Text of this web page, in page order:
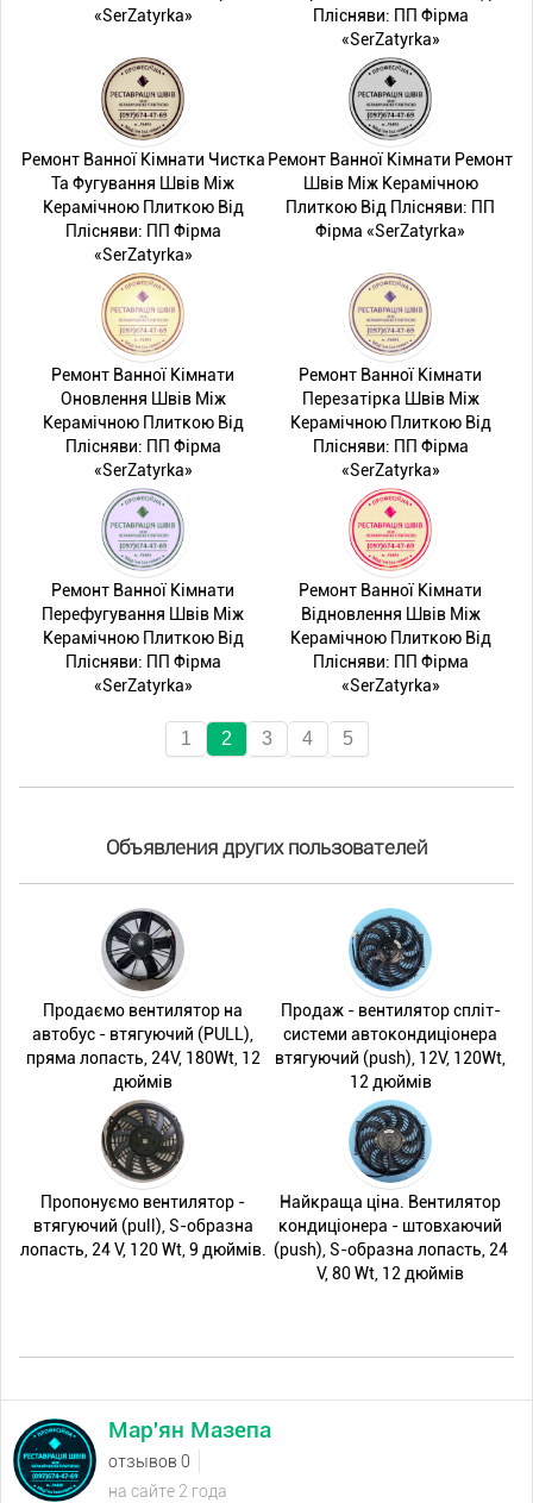
«SerZatyrka»
Плісняви: ПП Фірма
«SerZatyrka»
Ремонт Ванної Кімнати Чистка
Та Фугування Швів Між
Керамічною Плиткою Від
Плісняви: ПП Фірма
«SerZatyrka»
Ремонт Ванної Кімнати Ремонт
Швів Між Керамічною
Плиткою Від Плісняви: ПП
Фірма «SerZatyrka»
Ремонт Ванної Кімнати
Оновлення Швів Між
Керамічною Плиткою Від
Плісняви: ПП Фірма
«SerZatyrka»
Ремонт Ванної Кімнати
Перезатірка Швів Між
Керамічною Плиткою Від
Плісняви: ПП Фірма
«SerZatyrka»
Ремонт Ванної Кімнати
Перефугування Швів Між
Керамічною Плиткою Від
Плісняви: ПП Фірма
«SerZatyrka»
Ремонт Ванної Кімнати
Відновлення Швів Між
Керамічною Плиткою Від
Плісняви: ПП Фірма
«SerZatyrka»
1 2 3 4 5
Объявления других пользователей
Продаємо вентилятор на
автобус - втягуючий (PULL),
пряма лопасть, 24V, 180Wt, 12
дюймів
Продаж - вентилятор спліт-
системи автокондиціонера
втягуючий (push), 12V, 120Wt,
12 дюймів
Пропонуємо вентилятор -
втягуючий (pull), S-образна
лопасть, 24 V, 120 Wt, 9 дюймів.
Найкраща ціна. Вентилятор
кондиціонера - штовхаючий
(push), S-образна лопасть, 24
V, 80 Wt, 12 дюймів
Мар'ян Мазепа
отзывов 0
на сайте 2 года